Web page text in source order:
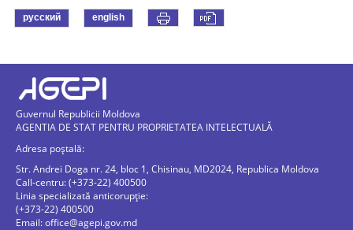
русский english
Guvernul Republicii Moldova
AGENTIA DE STAT PENTRU PROPRIETATEA INTELECTUALĂ
Adresa poștală:
Str. Andrei Doga nr. 24, bloc 1, Chisinau, MD2024, Republica Moldova
Call-centru: (+373-22) 400500
Linia specializată anticorupție:
(+373-22) 400500
Email:office@agepi.gov.md